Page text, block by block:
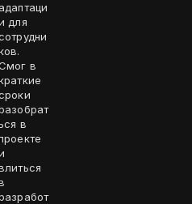
адаптаци
для
в
в